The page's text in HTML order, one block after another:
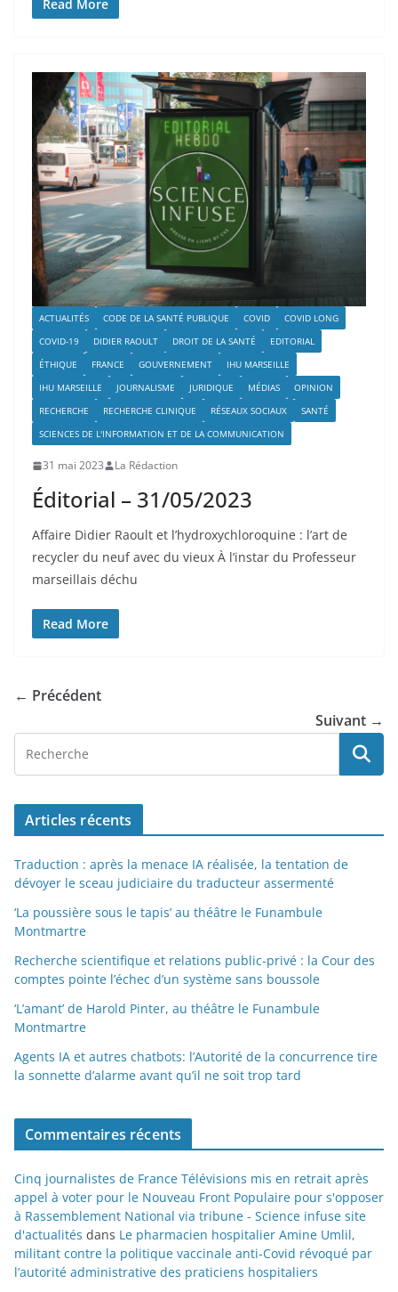
Read More
ACTUALITÉS CODE DE LA SANTÉ PUBLIQUE COVID
COVID LONG
COVID-19
DIDIER RAOULT DROIT DE LA SANTÉ
EDITORIAL
ÉTHIQUE
FRANCE GOUVERNEMENT
IHU MARSEILLE
IHU MARSEILLE
JOURNALISME JURIDIQUE MÉDIAS
OPINION
RECHERCHE
RECHERCHE CLINIQUE RÉSEAUX SOCIAUX
SANTÉ
SCIENCES DE L'INFORMATION ET DE LA COMMUNICATION
31 mai 2023 La Rédaction
Éditorial – 31/05/2023
Affaire Didier Raoult et l’hydroxychloroquine : l’art de
recycler du neuf avec du vieux À l’instar du Professeur
marseillais déchu
Read More
← Précédent
Suivant →
Articles récents
Traduction : après la menace IA réalisée, la tentation de
dévoyer le sceau judiciaire du traducteur assermenté
‘La poussière sous le tapis’ au théâtre le Funambule
Montmartre
Recherche scientifique et relations public-privé : la Cour des
comptes pointe l’échec d’un système sans boussole
‘L’amant’ de Harold Pinter, au théâtre le Funambule
Montmartre
Agents IA et autres chatbots: l’Autorité de la concurrence tire
la sonnette d’alarme avant qu’il ne soit trop tard
Commentaires récents
Cinq journalistes de France Télévisions mis en retrait après
appel à voter pour le Nouveau Front Populaire pour s'opposer
à Rassemblement National via tribune - Science infuse site
d'actualités dans Le pharmacien hospitalier Amine Umlil,
militant contre la politique vaccinale anti-Covid révoqué par
l’autorité administrative des praticiens hospitaliers